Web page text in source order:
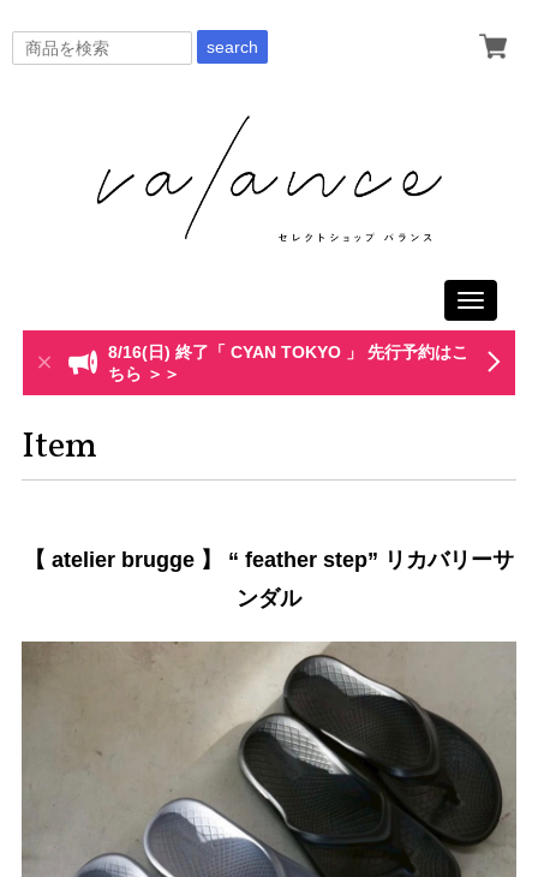
search
Toggle
8/16(日) 終了「 CYAN TOKYO 」 先行予約はこ
ちら ＞＞
Item
【 atelier brugge 】 “ feather step” リカバリーサ
ンダル